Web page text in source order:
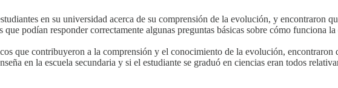
en su universidad acerca de su comprensión de la evolución, y encontraron
que podían responder correctamente algunas preguntas básicas sobre cómo funciona
que contribuyeron a la comprensión y el conocimiento de la evolución,
en la escuela secundaria y si el estudiante se graduó en ciencias eran todos